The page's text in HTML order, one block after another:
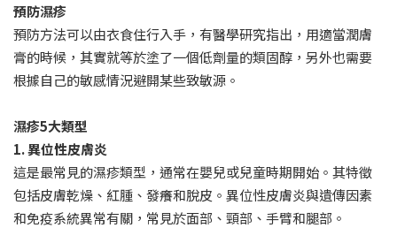
預防濕疹
預防方法可以由衣食住行入手，有醫學研究指出，用適當潤膚
膏的時候，其實就等於塗了一個低劑量的類固醇，另外也需要
根據自己的敏感情況避開某些致敏源。
濕疹5大類型
1. 異位性皮膚炎
這是最常見的濕疹類型，通常在嬰兒或兒童時期開始。其特徵
包括皮膚乾燥、紅腫、發癢和脫皮。異位性皮膚炎與遺傳因素
和免疫系統異常有關，常見於面部、頸部、手臂和腿部。